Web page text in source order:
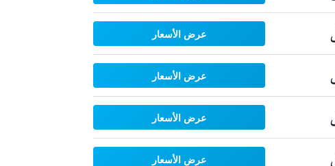
عرض الأسعار
عرض الأسعار
عرض الأسعار
عرض الأسعار